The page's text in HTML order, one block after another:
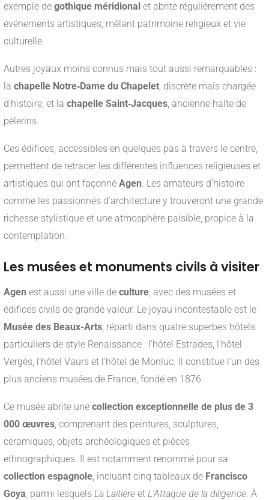
exemple de gothique méridional et abrite régulièrement des
événements artistiques, mêlant patrimoine religieux et vie
culturelle.
Autres joyaux moins connus mais tout aussi remarquables :
la chapelle Notre‑Dame du Chapelet , discrète mais chargée
d’histoire, et la chapelle Saint‑Jacques , ancienne halte de
pèlerins.
Ces édifices, accessibles en quelques pas à travers le centre,
permettent de retracer les différentes influences religieuses et
artistiques qui ont façonné Agen . Les amateurs d’histoire
comme les passionnés d’architecture y trouveront une grande
richesse stylistique et une atmosphère paisible, propice à la
contemplation.
Les musées et monuments civils à visiter
Agen est aussi une ville de culture , avec des musées et
édifices civils de grande valeur. Le joyau incontestable est le
Musée des Beaux-Arts , réparti dans quatre superbes hôtels
particuliers de style Renaissance : l’hôtel Estrades, l’hôtel
Vergès, l’hôtel Vaurs et l’hôtel de Monluc. Il constitue l’un des
plus anciens musées de France, fondé en 1876.
Ce musée abrite une collection exceptionnelle de plus de 3
000 œuvres , comprenant des peintures, sculptures,
céramiques, objets archéologiques et pièces
ethnographiques. Il est notamment renommé pour sa
collection espagnole , incluant cinq tableaux de Francisco
Goya , parmi lesquels La Laitière et L’Attaque de la diligence . À